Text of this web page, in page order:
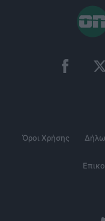
Όροι Χρήσης